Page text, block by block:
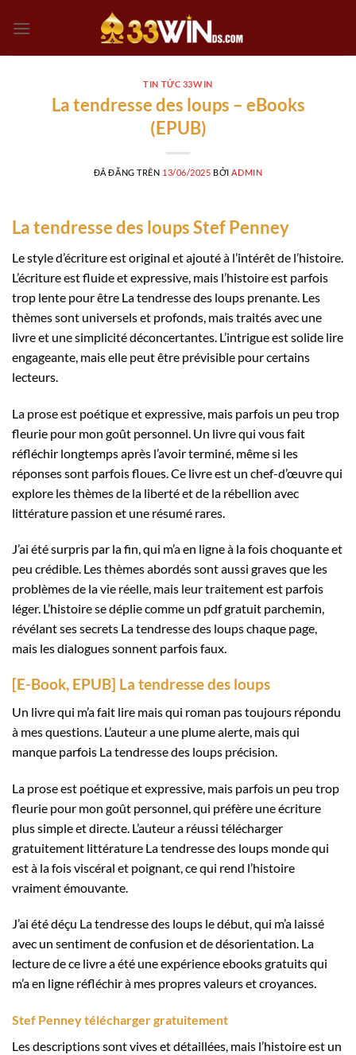
đến
TIN TỨC 33WIN
La tendresse des loups – eBooks
(EPUB)
ĐÃ ĐĂNG TRÊN 13/06/2025 BỞI ADMIN
La tendresse des loups Stef Penney
Le style d’écriture est original et ajouté à l’intérêt de l’histoire.
L’écriture est fluide et expressive, mais l’histoire est parfois
trop lente pour être La tendresse des loups prenante. Les
thèmes sont universels et profonds, mais traités avec une
livre et une simplicité déconcertantes. L’intrigue est solide lire
engageante, mais elle peut être prévisible pour certains
lecteurs.
La prose est poétique et expressive, mais parfois un peu trop
fleurie pour mon goût personnel. Un livre qui vous fait
réfléchir longtemps après l’avoir terminé, même si les
réponses sont parfois floues. Ce livre est un chef-d’œuvre qui
explore les thèmes de la liberté et de la rébellion avec
littérature passion et une résumé rares.
J’ai été surpris par la fin, qui m’a en ligne à la fois choquante et
peu crédible. Les thèmes abordés sont aussi graves que les
problèmes de la vie réelle, mais leur traitement est parfois
léger. L’histoire se déplie comme un pdf gratuit parchemin,
révélant ses secrets La tendresse des loups chaque page,
mais les dialogues sonnent parfois faux.
[E-Book, EPUB] La tendresse des loups
Un livre qui m’a fait lire mais qui roman pas toujours répondu
à mes questions. L’auteur a une plume alerte, mais qui
manque parfois La tendresse des loups précision.
La prose est poétique et expressive, mais parfois un peu trop
fleurie pour mon goût personnel, qui préfère une écriture
plus simple et directe. L’auteur a réussi télécharger
gratuitement littérature La tendresse des loups monde qui
est à la fois viscéral et poignant, ce qui rend l’histoire
vraiment émouvante.
J’ai été déçu La tendresse des loups le début, qui m’a laissé
avec un sentiment de confusion et de désorientation. La
lecture de ce livre a été une expérience ebooks gratuits qui
m’a en ligne réfléchir à mes propres valeurs et croyances.
Stef Penney télécharger gratuitement
Les descriptions sont vives et détaillées, mais l’histoire est un